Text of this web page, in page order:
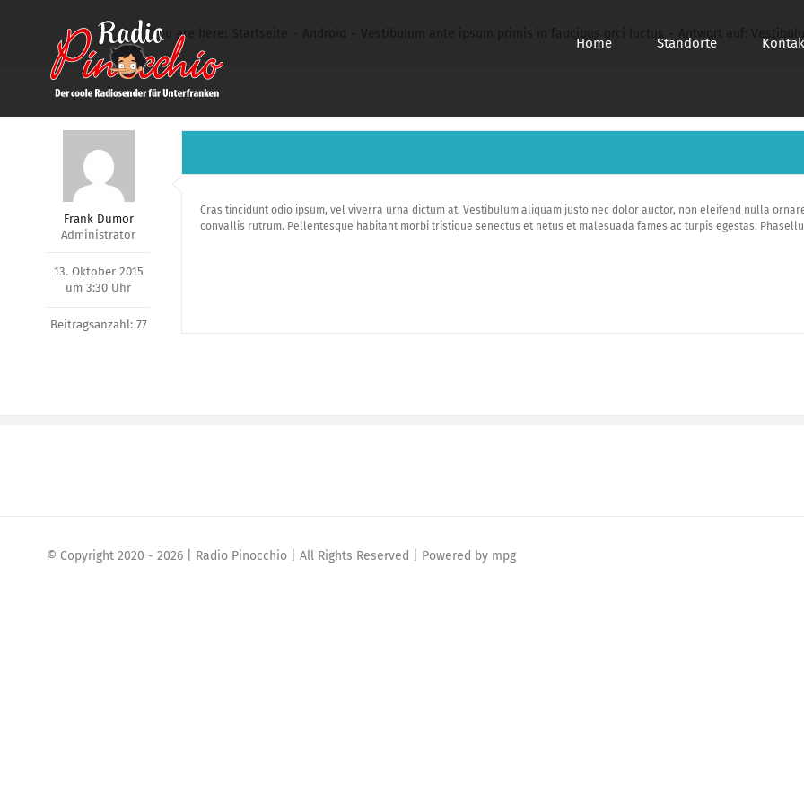
Home Standorte
You are here: Antwort auf:
Frank Dumor
Administrator
13. Oktober 2015
um 3:30 Uhr
Beitragsanzahl: 77
Cras tincidunt odio ipsum, vel viverra urna dictum at. Vestibulum aliquam justo nec dolor auctor, non eleifend nulla
convallis rutrum. Pellentesque habitant morbi tristique senectus et netus et malesuada fames ac turpis egestas.
© Copyright 2020 - 2026 | Radio Pinocchio | All Rights Reserved | Powered by mpg